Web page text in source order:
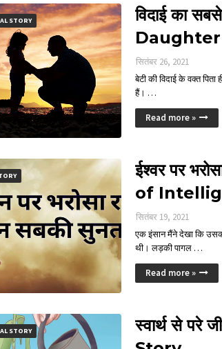
STORY
विदाई का
सितंबर 26, 2021
बेटी की विदाई के वक्त
हैं। …
Read more »
ईश्वर पर
of
सितंबर 19, 2021
एक इंसान मैंने देखा कि
थी। लड़की पागल …
Read more »
STORY
स्वार्थ से